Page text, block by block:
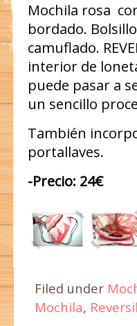
Mochila rosa
bordado.
camuflado.
interior de
puede pasar a
un sencillo
También
portallaves.
-Precio: 24€
Filed under
Mochila,